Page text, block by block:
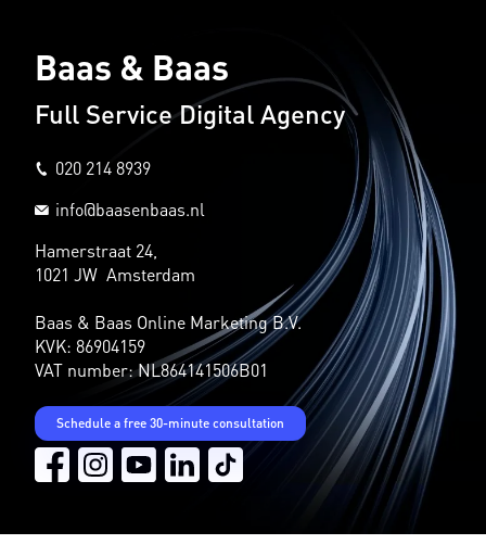
Baas & Baas
Full Service Digital Agency
020 214 8939
info@baasenbaas.nl
Hamerstraat 24,
1021 JW Amsterdam
Baas & Baas Online Marketing B.V.
KVK: 86904159
VAT number: NL864141506B01
Schedule a free 30-minute consultation